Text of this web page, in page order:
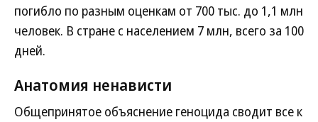
погибло по разным оценкам от 700 тыс. до 1,1 млн
человек. В стране с населением 7 млн, всего за 100
дней.
Анатомия ненависти
Общепринятое объяснение геноцида сводит все к